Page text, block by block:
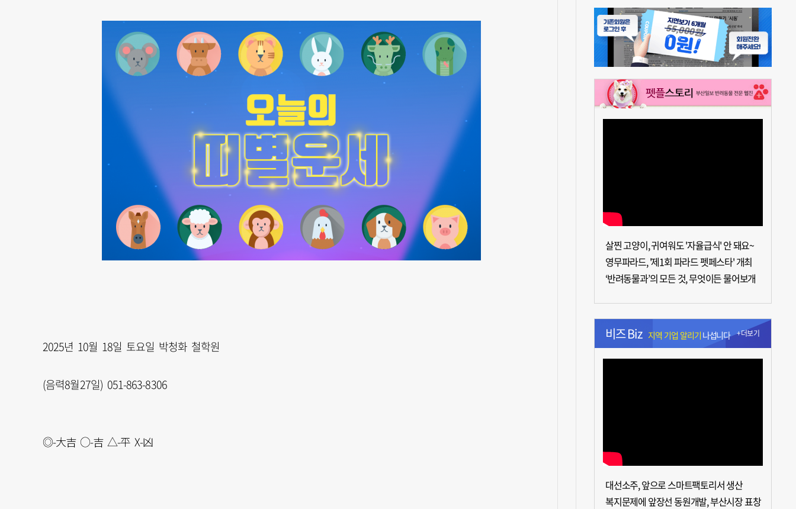
2025년 10월 18일 토요일 박청화 철학원
(음력8월27일) 051-863-8306
◎-大吉 ○-吉 △-平 X-凶
살찐 고양이, 귀여워도 '자율급식' 안 돼요~
영무파라드, '제1회 파라드 펫페스타' 개최
‘반려동물과’의 모든 것, 무엇이든 물어보개
비즈 Biz 지역 기업 알리기 나섭니다 +더보기
대선소주, 앞으로 스마트팩토리서 생산
복지문제에 앞장선 동원개발, 부산시장 표창